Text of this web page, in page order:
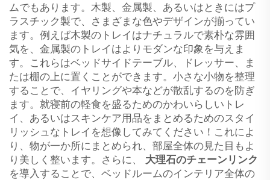
ムでもあります。木製、金属製、あるいはときにはプ
ラスチック製で、さまざまな色やデザインが揃ってい
ます。例えば木製のトレイはナチュラルで素朴な雰囲
気を、金属製のトレイはよりモダンな印象を与えま
す。これらはベッドサイドテーブル、ドレッサー、ま
たは棚の上に置くことができます。小さな小物を整理
することで、イヤリングや本などが散乱するのを防ぎ
ます。就寝前の軽食を盛るためのかわいらしいトレ
イ、あるいはスキンケア用品をまとめるためのスタイ
リッシュなトレイを想像してみてください！これによ
り、物が一か所にまとめられ、部屋全体の見た目もよ
り美しく整います。さらに、 大理石のチェーンリンク
を導入することで、ベッドルームのインテリア全体の